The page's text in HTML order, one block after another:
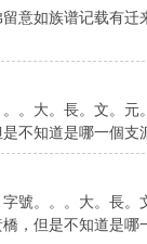
意如族谱记载有
。大。長。文。
不知道是哪一個
號。。。大。長
，但是不知道是